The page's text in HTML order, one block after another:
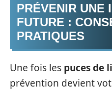
PRÉVENIR UNE
FUTURE :
PRATIQUES
Une fois les puces de
prévention devient